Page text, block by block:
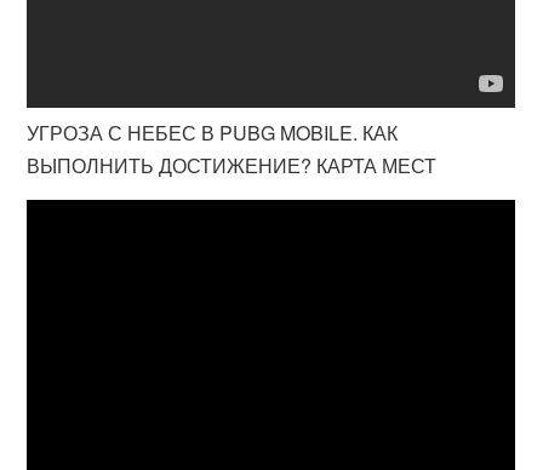
УГРОЗА С НЕБЕС В PUBG MOBILE. КАК
ВЫПОЛНИТЬ ДОСТИЖЕНИЕ? КАРТА МЕСТ